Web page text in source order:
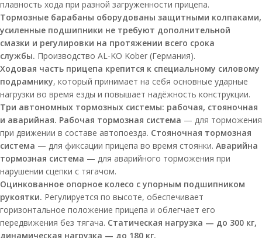
плавность хода при разной загруженности прицепа.
Тормозные барабаны оборудованы защитными колпаками,
усиленные подшипники не требуют дополнительной
смазки и регулировки на протяжении всего срока
службы. Производство AL-KO Kober (Германия).
Ходовая часть прицепа крепится к специальному силовому
подрамнику, который принимает на себя основные ударные
нагрузки во время езды и повышает надёжность конструкции.
Три автономных тормозных системы: рабочая, стояночная
и аварийная. Рабочая тормозная система — для торможения
при движении в составе автопоезда. Стояночная тормозная
система — для фиксации прицепа во время стоянки. Аварийна
тормозная система — для аварийного торможения при
нарушении сцепки с тягачом.
Оцинкованное опорное колесо с упорным подшипником
рукоятки. Регулируется по высоте, обеспечивает
горизонтальное положение прицепа и облегчает его
передвижения без тягача. Статическая нагрузка — до 300 кг,
динамическая нагрузка — до 180 кг.